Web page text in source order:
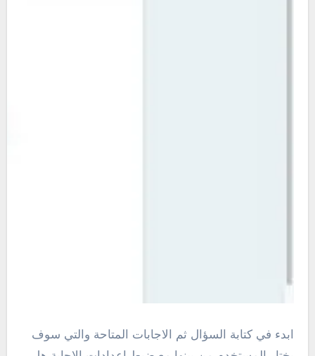
ابدء في كتابة السؤال ثم الاجابات المتاحة والتي سوف